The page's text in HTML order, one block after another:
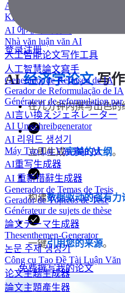
AIエッセイライター
KI Essay-Schreiber
AI 에세이 작성기
Nhà văn luận văn AI
人工智能论文写作工具
人工智慧論文寫手
Generador de Refraseo de IA
Gerador de Reformulação de IA
Générateur de reformulation
AI言い換えジェネレーター
AI Umschreibgenerator
AI 리워드 생성기
Máy Tạo Lại Văn Bản AI
AI重写生成器
AI 重新措辭生成器
Generador de Temas de Tesis
Gerador de Tópicos de Tese
Générateur de sujets de thèse
論文テーマ生成器
Thesenthemen-Generator
논문 주제 생성기
Công cụ Tạo Đề Tài Luận Văn
论文主题生成器
論文主題產生器
登录注册
AI经济学论文写
在几分钟内撰写出色的
立即生成完美的大纲。
构建数据驱动的强有力
一键引用您的来源。
免费撰写我的论文